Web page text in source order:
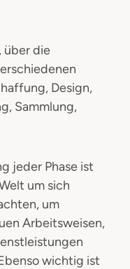
über die
Design,
Sammlung,
jeder Phase ist
um sich
um
Arbeitsweisen,
wichtig ist